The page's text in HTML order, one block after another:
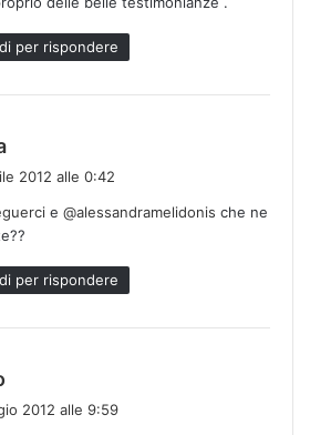
t
o
:
per rispondere
e
t
t
o
2012 alle 0:42
e @alessandramelidonis che ne
per rispondere
2012 alle 9:59